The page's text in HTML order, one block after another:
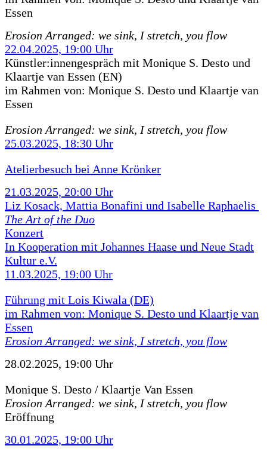
Essen
Erosion Arranged: we sink, I stretch, you flow
22.04.2025, 19:00 Uhr
Künstler:innengespräch mit Monique S. Desto und
Klaartje van Essen (EN)
im Rahmen von: Monique S. Desto und Klaartje van
Essen
Erosion Arranged: we sink, I stretch, you flow
25.03.2025, 18:30 Uhr
Atelierbesuch bei Anne Krönker
21.03.2025, 20:00 Uhr
Liz Kosack, Mattia Bonafini und Isabelle Raphaelis
The Art of the Duo
Konzert
In Kooperation mit Johannes Haase und Neue Stadt
Kultur e.V.
11.03.2025, 19:00 Uhr
Führung mit Lois Kiwala (DE)
im Rahmen von: Monique S. Desto und Klaartje van
Essen
Erosion Arranged: we sink, I stretch, you flow
28.02.2025, 19:00 Uhr
Monique S. Desto / Klaartje Van Essen
Erosion Arranged: we sink, I stretch, you flow
Eröffnung
30.01.2025, 19:00 Uhr